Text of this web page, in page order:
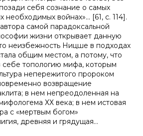
себя сознание о самых
необходимых войнах»... [61, c. 114].
самой парадоксальной
жизни открывает данную
неизбежность Ницше в подходах
общим местом, а потому, что
себе топологию мифа, которым
непережитого пророком
возвращение
в нем непреодоленная на
ХХ века; в нем истовая
с «мертвым богом»
древняя и грядущая…